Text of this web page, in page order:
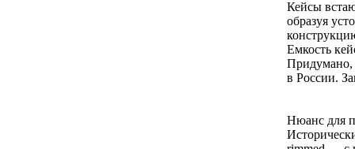
Кейсы
образуя
Емкость
Придумано,
в России.
Нюанс для